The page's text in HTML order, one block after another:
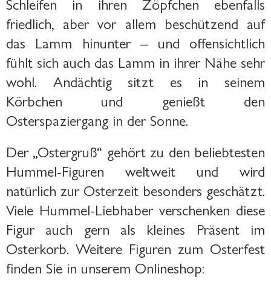
friedlich, aber vor allem beschützend auf
das Lamm hinunter – und offensichtlich
fühlt sich auch das Lamm in ihrer Nähe sehr
wohl. Andächtig sitzt es in seinem
Körbchen und genießt den
Osterspaziergang in der Sonne.
Der „Ostergruß“ gehört zu den beliebtesten
Hummel-Figuren weltweit und wird
natürlich zur Osterzeit besonders geschätzt.
Viele Hummel-Liebhaber verschenken diese
Figur auch gern als kleines Präsent im
Osterkorb. Weitere Figuren zum Osterfest
finden Sie in unserem Onlineshop: